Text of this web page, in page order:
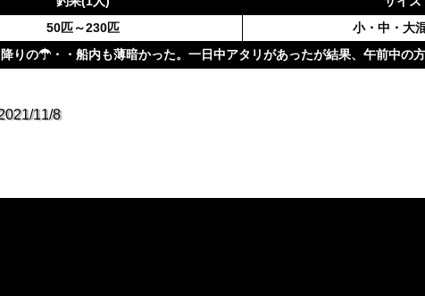
50匹～230匹
小・中・大
りの☂・・船内も薄暗かった。一日中アタリがあったが結果、午前中の
11/8